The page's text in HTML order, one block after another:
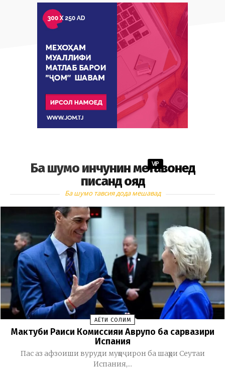
Ба шумо инчунин метавонед
писанд ояд
VIP
Ба шумо тавсия дода мешавад
ҲАЁТИ СОЛИМ
Мактуби Раиси Комиссияи Аврупо ба сарвазири
Испания
Пас аз афзоиши вуруди муҳоҷирон ба шаҳри Сеутаи
Испания,...